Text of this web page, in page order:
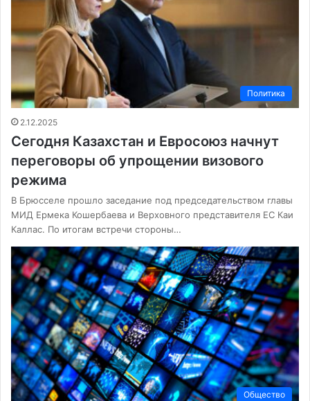
Политика
2.12.2025
Сегодня Казахстан и Евросоюз начнут
переговоры об упрощении визового
режима
В Брюсселе прошло заседание под председательством главы
МИД Ермека Кошербаева и Верховного представителя ЕС Каи
Каллас. По итогам встречи стороны…
Общество